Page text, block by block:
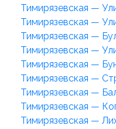
Тимирязевская —
Тимирязевская —
Тимирязевская —
Тимирязевская —
Тимирязевская —
Тимирязевская —
Тимирязевская —
Тимирязевская —
Тимирязевская —